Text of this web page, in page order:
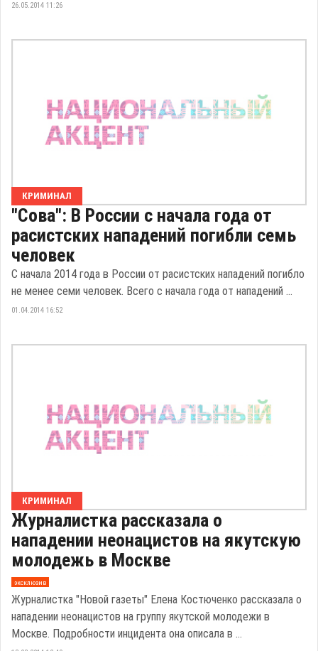
26.05.2014 11:26
КРИМИНАЛ
"Сова": В России с начала года от
расистских нападений погибли семь
человек
С начала 2014 года в России от расистских нападений погибло
не менее семи человек. Всего с начала года от нападений ...
01.04.2014 16:52
КРИМИНАЛ
Журналистка рассказала о
нападении неонацистов на якутскую
молодежь в Москве
эксклюзив
Журналистка "Новой газеты" Елена Костюченко рассказала о
нападении неонацистов на группу якутской молодежи в
Москве. Подробности инцидента она описала в ...